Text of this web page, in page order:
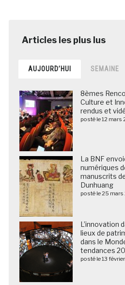
AUJOURD’HUI SEMAINE
8èmes
Culture et
rendus et
posté le 12 mars
La BNF
numériques
manuscrits
Dunhuang
posté le 25 mars
L’innovation
lieux de
dans le
tendances
posté le 13